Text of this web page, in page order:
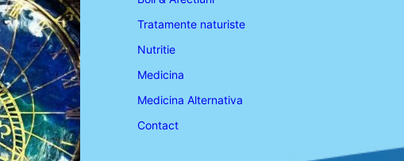
Tratamente naturiste
Nutritie
Medicina
Medicina Alternativa
Contact